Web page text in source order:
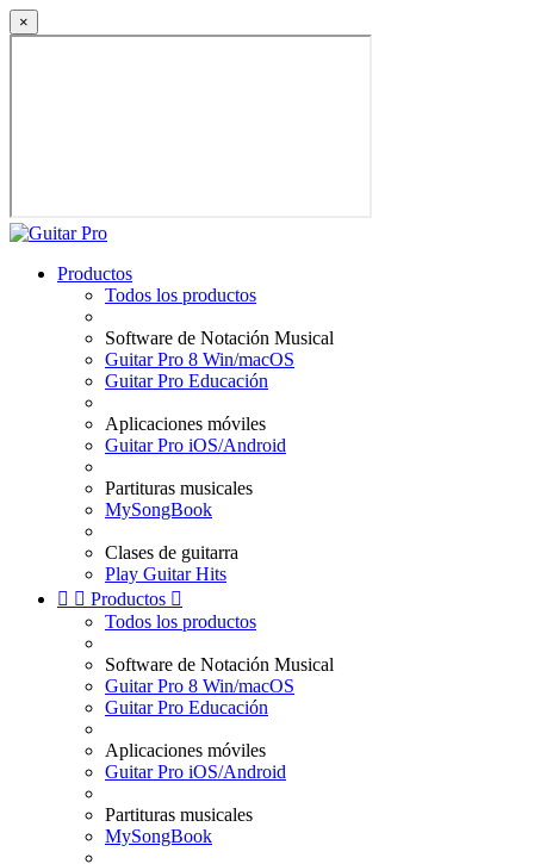
×
Productos
Todos los productos
Software de Notación Musical
Guitar Pro 8 Win/macOS
Guitar Pro Educación
Aplicaciones móviles
Guitar Pro iOS/Android
Partituras musicales
MySongBook
Clases de guitarra
Play Guitar Hits
  Productos 
Todos los productos
Software de Notación Musical
Guitar Pro 8 Win/macOS
Guitar Pro Educación
Aplicaciones móviles
Guitar Pro iOS/Android
Partituras musicales
MySongBook